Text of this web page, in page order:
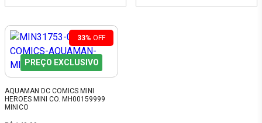
33% OFF
PREÇO EXCLUSIVO
AQUAMAN DC COMICS MINI
HEROES MINI CO. MH00159999
MINICO